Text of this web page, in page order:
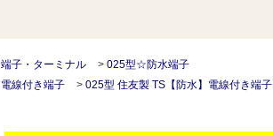
端子・ターミナル > 025型☆防水端子
電線付き端子 > 025型 住友製 TS【防水】電線付き端子